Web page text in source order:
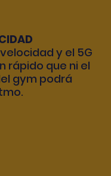
y el 5G
rápido que ni el
gym podrá